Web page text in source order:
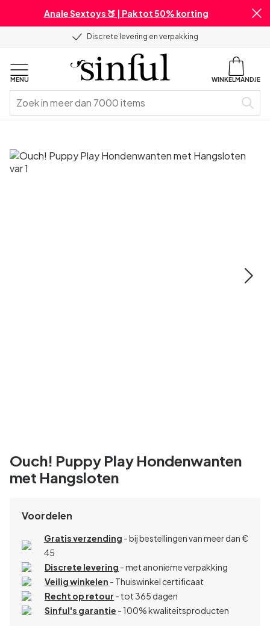
Anale Sextoys 🍑 | Pak tot 50% korting
Discrete levering en verpakking
MENU WINKELMANDJE
Ouch! Puppy Play Hondenwanten
met Hangsloten
Voordelen
Gratis verzending - bij bestellingen van meer dan €
45
Discrete levering - met anonieme verpakking
Veilig winkelen - Thuiswinkel certificaat
Recht op retour - tot 365 dagen
Sinful's garantie - 100% kwaliteitsproducten